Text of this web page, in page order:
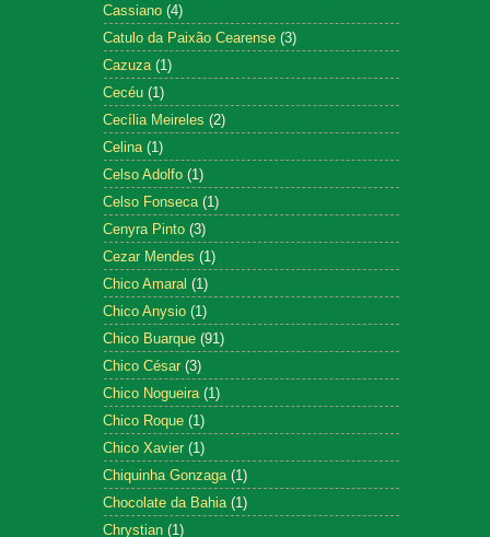
Cassiano (4)
Catulo da Paixão Cearense (3)
Cazuza (1)
Cecéu (1)
Cecília Meireles (2)
Celina (1)
Celso Adolfo (1)
Celso Fonseca (1)
Cenyra Pinto (3)
Cezar Mendes (1)
Chico Amaral (1)
Chico Anysio (1)
Chico Buarque (91)
Chico César (3)
Chico Nogueira (1)
Chico Roque (1)
Chico Xavier (1)
Chiquinha Gonzaga (1)
Chocolate da Bahia (1)
Chrystian (1)